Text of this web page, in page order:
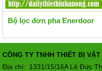
Bộ lọc đơn pha Enerdoor
CÔNG TY TNHH THIẾT BỊ
Địa chỉ: 1331/15/16A Lê Đức